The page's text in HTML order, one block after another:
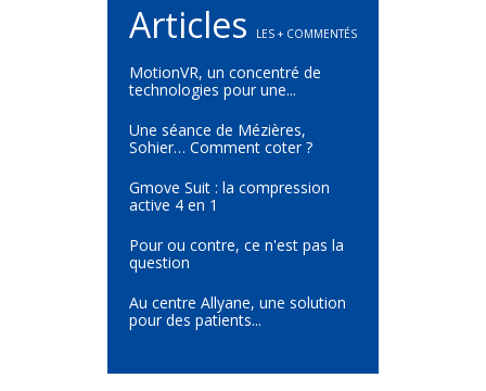
Articles LES + COMMENTÉS
MotionVR, un concentré de
technologies pour une...
Une séance de Mézières,
Sohier… Comment coter ?
Gmove Suit : la compression
active 4 en 1
Pour ou contre, ce n'est pas la
question
Au centre Allyane, une solution
pour des patients...